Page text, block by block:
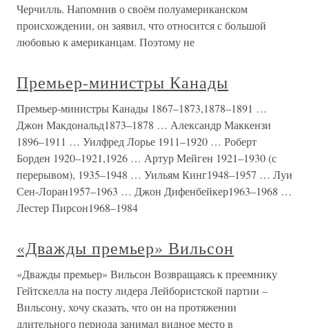
Черчилль. Напомнив о своём полуамериканском
происхождении, он заявил, что относится с большой
любовью к американцам. Поэтому не
Премьер-министры Канады
Премьер-министры Канады 1867–1873,1878–1891 …
Джон Макдональд1873–1878 … Александр Маккензи
1896–1911 … Уилфред Лорье 1911–1920 … Роберт
Борден 1920–1921,1926 … Артур Мейген 1921–1930 (с
перерывом), 1935–1948 … Уильям Кинг1948–1957 … Луи
Сен-Лоран1957–1963 … Джон Дифенбейкер1963–1968 …
Лестер Пирсон1968–1984
«Дважды премьер» Вильсон
«Дважды премьер» Вильсон Возвращаясь к преемнику
Гейтскелла на посту лидера Лейбористской партии –
Вильсону, хочу сказать, что он на протяжении
длительного периода занимал видное место в